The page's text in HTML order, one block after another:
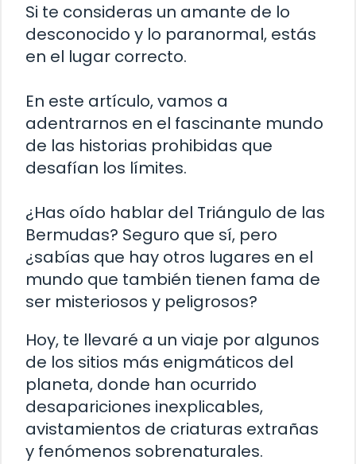
Si te consideras un amante de lo
desconocido y lo paranormal, estás
en el lugar correcto.
En este artículo, vamos a
adentrarnos en el fascinante mundo
de las historias prohibidas que
desafían los límites.
¿Has oído hablar del Triángulo de las
Bermudas? Seguro que sí, pero
¿sabías que hay otros lugares en el
mundo que también tienen fama de
ser misteriosos y peligrosos?
Hoy, te llevaré a un viaje por algunos
de los sitios más enigmáticos del
planeta, donde han ocurrido
desapariciones inexplicables,
avistamientos de criaturas extrañas
y fenómenos sobrenaturales.